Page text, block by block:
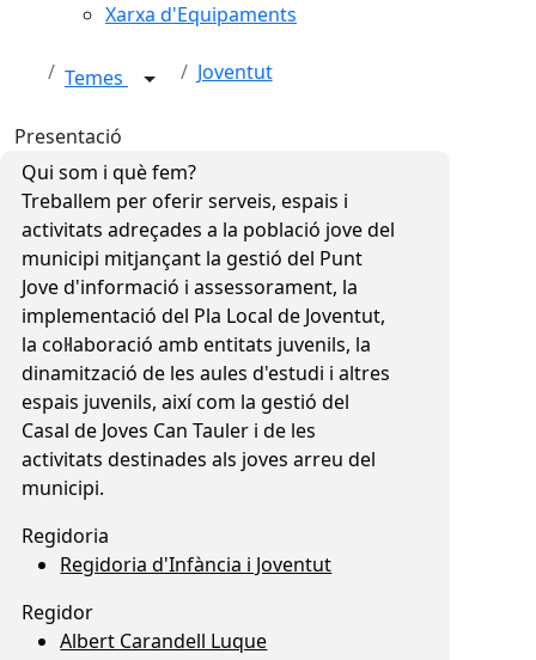
Xarxa d'Equipaments
Temes Joventut
Presentació
Qui som i què fem?
Treballem per oferir serveis, espais i
activitats adreçades a la població jove del
municipi mitjançant la gestió del Punt
Jove d'informació i assessorament, la
implementació del Pla Local de Joventut,
la col·laboració amb entitats juvenils, la
dinamització de les aules d'estudi i altres
espais juvenils, així com la gestió del
Casal de Joves Can Tauler i de les
activitats destinades als joves arreu del
municipi.
Regidoria
Regidoria d'Infància i Joventut
Regidor
Albert Carandell Luque